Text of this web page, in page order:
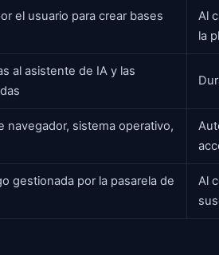
el usuario para crear bases
Al
la
al asistente de IA y las
navegador, sistema operativo,
gestionada por la pasarela de
Al